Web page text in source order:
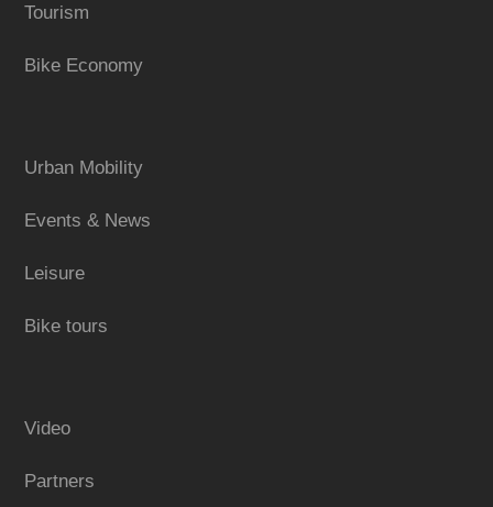
Tourism
Bike Economy
Urban Mobility
Events & News
Leisure
Bike tours
Video
Partners